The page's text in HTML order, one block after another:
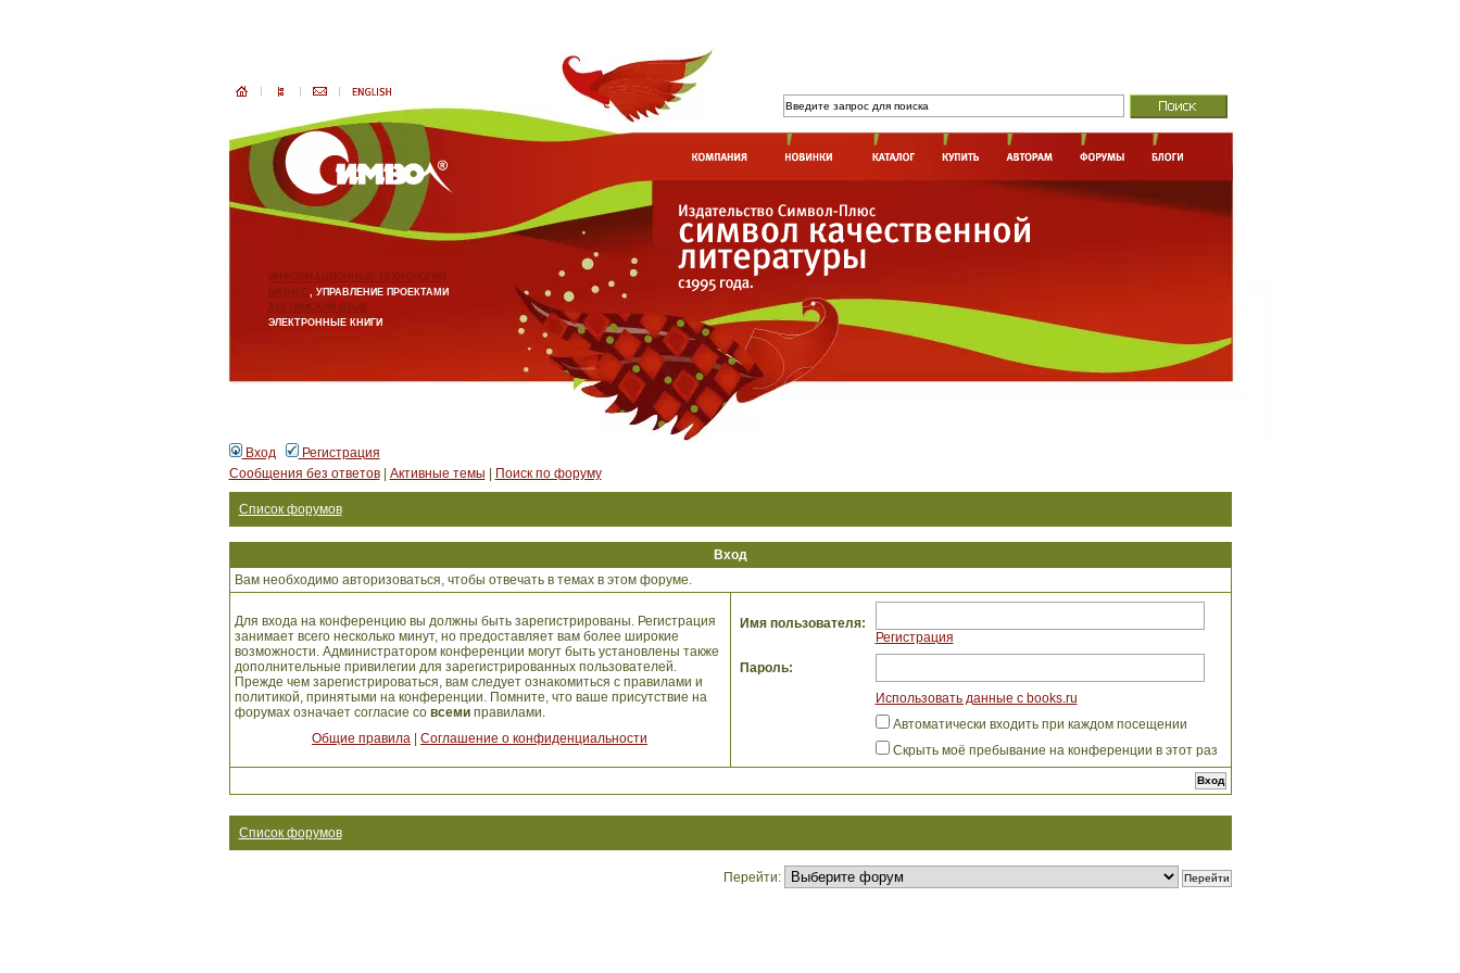
ИНФОРМАЦИОННЫЕ ТЕХНОЛОГИИ
БИЗНЕС, УПРАВЛЕНИЕ ПРОЕКТАМИ
АНГЛИЙСКИЙ ЯЗЫК
ЭЛЕКТРОННЫЕ КНИГИ
Вход
Регистрация
Сообщения без ответов| Активные темы Поиск по форуму
Список форумов
Вход
Вам необходимо авторизоваться, чтобы отвечать в темах в этом форуме.
Для входа на конференцию вы должны быть зарегистрированы. Регистрация
занимает всего несколько минут, но предоставляет вам более широкие
возможности. Администратором конференции могут быть установлены также
дополнительные привилегии для зарегистрированных пользователей.
Прежде чем зарегистрироваться, вам следует ознакомиться с правилами и
политикой, принятыми на конференции. Помните, что ваше присутствие на
форумах означает согласие со всемиправилами.
Общие правила
Соглашение о конфиденциальности
Имя пользователя:
Регистрация
Пароль:
Использовать данные с books.ru
Автоматически входить при каждом посещении
Скрыть моё пребывание на конференции в этот раз
Список форумов
Перейти: